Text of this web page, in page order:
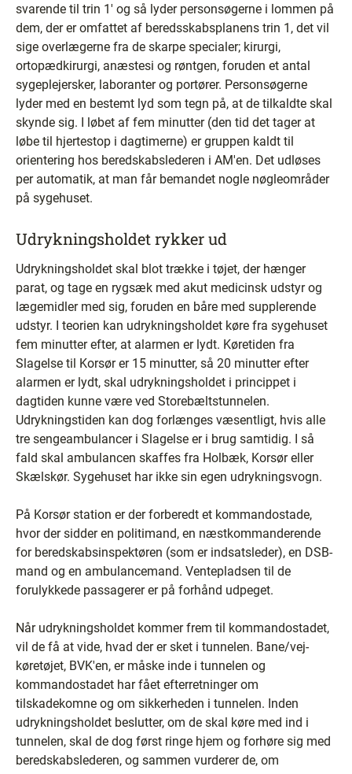
svarende til trin 1' og så lyder personsøgerne i lommen på
dem, der er omfattet af beredsskabsplanens trin 1, det vil
sige overlægerne fra de skarpe specialer; kirurgi,
ortopædkirurgi, anæstesi og røntgen, foruden et antal
sygeplejersker, laboranter og portører. Personsøgerne
lyder med en bestemt lyd som tegn på, at de tilkaldte skal
skynde sig. I løbet af fem minutter (den tid det tager at
løbe til hjertestop i dagtimerne) er gruppen kaldt til
orientering hos beredskabslederen i AM'en. Det udløses
per automatik, at man får bemandet nogle nøgleområder
på sygehuset.
Udrykningsholdet rykker ud
Udrykningsholdet skal blot trække i tøjet, der hænger
parat, og tage en rygsæk med akut medicinsk udstyr og
lægemidler med sig, foruden en båre med supplerende
udstyr. I teorien kan udrykningsholdet køre fra sygehuset
fem minutter efter, at alarmen er lydt. Køretiden fra
Slagelse til Korsør er 15 minutter, så 20 minutter efter
alarmen er lydt, skal udrykningsholdet i princippet i
dagtiden kunne være ved Storebæltstunnelen.
Udrykningstiden kan dog forlænges væsentligt, hvis alle
tre sengeambulancer i Slagelse er i brug samtidig. I så
fald skal ambulancen skaffes fra Holbæk, Korsør eller
Skælskør. Sygehuset har ikke sin egen udrykningsvogn.
På Korsør station er der forberedt et kommandostade,
hvor der sidder en politimand, en næstkommanderende
for beredskabsinspektøren (som er indsatsleder), en DSB-
mand og en ambulancemand. Ventepladsen til de
forulykkede passagerer er på forhånd udpeget.
Når udrykningsholdet kommer frem til kommandostadet,
vil de få at vide, hvad der er sket i tunnelen. Bane/vej-
køretøjet, BVK'en, er måske inde i tunnelen og
kommandostadet har fået efterretninger om
tilskadekomne og om sikkerheden i tunnelen. Inden
udrykningsholdet beslutter, om de skal køre med ind i
tunnelen, skal de dog først ringe hjem og forhøre sig med
beredskabslederen, og sammen vurderer de, om